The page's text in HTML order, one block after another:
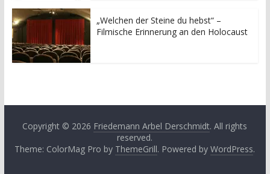
„Welchen der Steine du hebst“ –
Filmische Erinnerung an den Holocaust
Copyright © 2026 Friedemann Arbel Derschmidt. All rights
reserved.
Theme: ColorMag Pro by ThemeGrill. Powered byWordPress.